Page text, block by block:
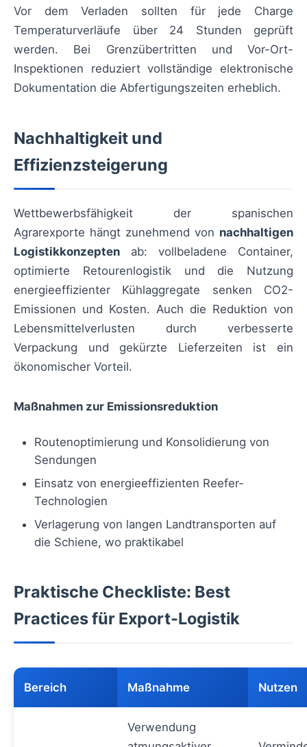
Vor dem Verladen sollten für jede Charge
Temperaturverläufe über 24 Stunden geprüft
werden. Bei Grenzübertritten und Vor-Ort-
Inspektionen reduziert vollständige elektronische
Dokumentation die Abfertigungszeiten erheblich.
Nachhaltigkeit und
Effizienzsteigerung
Wettbewerbsfähigkeit der spanischen
Agrarexporte hängt zunehmend von nachhaltigen
Logistikkonzepten ab: vollbeladene Container,
optimierte Retourenlogistik und die Nutzung
energieeffizienter Kühlaggregate senken CO2-
Emissionen und Kosten. Auch die Reduktion von
Lebensmittelverlusten durch verbesserte
Verpackung und gekürzte Lieferzeiten ist ein
ökonomischer Vorteil.
Maßnahmen zur Emissionsreduktion
Routenoptimierung und Konsolidierung von
Sendungen
Einsatz von energieeffizienten Reefer-
Technologien
Verlagerung von langen Landtransporten auf
die Schiene, wo praktikabel
Praktische Checkliste: Best
Practices für Export-Logistik
Bereich Maßnahme Nutzen
Verwendung